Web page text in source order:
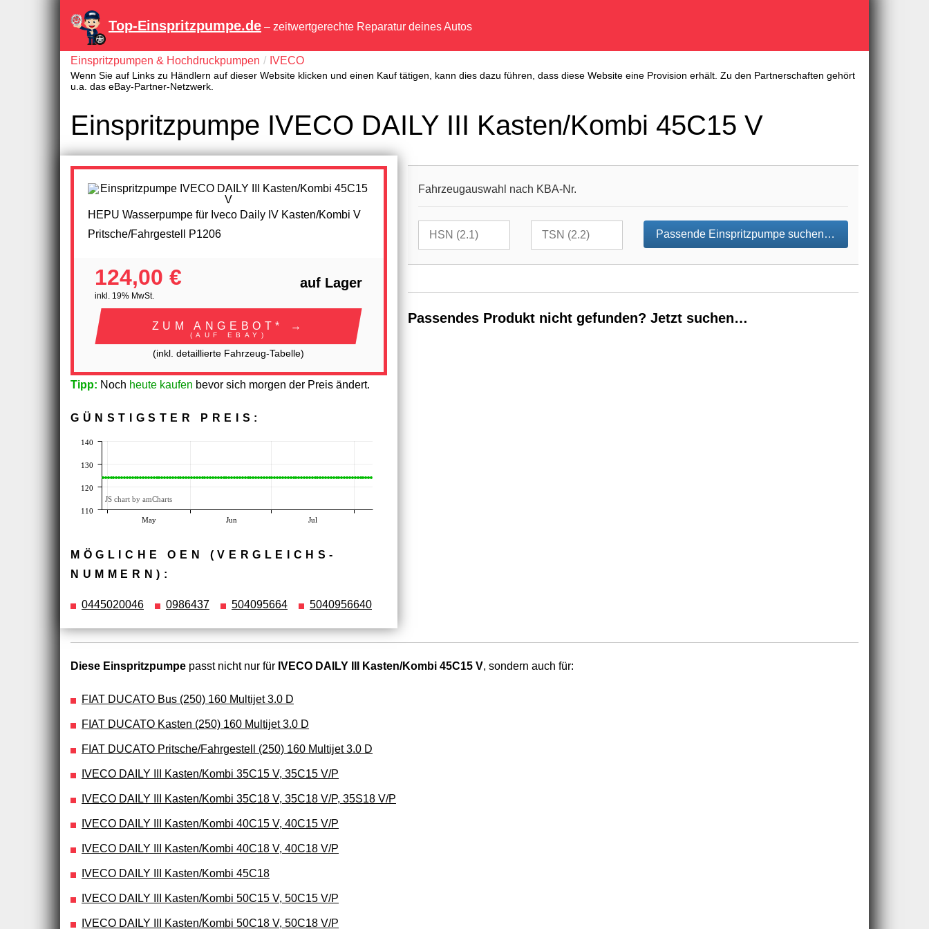
Top-Einspritzpumpe.de – zeitwertgerechte Reparatur deines Autos
Einspritzpumpen & Hochdruckpumpen IVECO
Wenn Sie auf Links zu Händlern auf dieser Website klicken und einen Kauf tätigen, kann dies dazu führen, dass diese Website eine Provision erhält. Zu den Partnerschaften gehört
u.a. das eBay-Partner-Netzwerk.
Einspritzpumpe IVECO DAILY III Kasten/Kombi 45C15 V
HEPU Wasserpumpe für Iveco Daily IV Kasten/Kombi V
Pritsche/Fahrgestell P1206
124,00 €
inkl. 19% MwSt.
auf Lager
ZUM ANGEBOT* →
(AUF EBAY)
(inkl. detaillierte Fahrzeug-Tabelle)
Tipp: Noch heute kaufen bevor sich morgen der Preis ändert.
GÜNSTIGSTER PREIS:
May Jun Jul
110
120
130
140
JS chart by amCharts
MÖGLICHE OEN (VERGLEICHS­
NUMMERN):
0445020046 0986437 504095664 5040956640
Fahrzeugauswahl nach KBA-Nr.
Passende Einspritzpumpe suchen…
Passendes Produkt nicht gefunden? Jetzt suchen…
Diese Einspritzpumpe passt nicht nur für IVECO DAILY III Kasten/Kombi 45C15 V, sondern auch für:
FIAT DUCATO Bus (250) 160 Multijet 3.0 D
FIAT DUCATO Kasten (250) 160 Multijet 3.0 D
FIAT DUCATO Pritsche/Fahrgestell (250) 160 Multijet 3.0 D
IVECO DAILY III Kasten/Kombi 35C15 V, 35C15 V/P
IVECO DAILY III Kasten/Kombi 35C18 V, 35C18 V/P, 35S18 V/P
IVECO DAILY III Kasten/Kombi 40C15 V, 40C15 V/P
IVECO DAILY III Kasten/Kombi 40C18 V, 40C18 V/P
IVECO DAILY III Kasten/Kombi 45C18
IVECO DAILY III Kasten/Kombi 50C15 V, 50C15 V/P
IVECO DAILY III Kasten/Kombi 50C18 V, 50C18 V/P